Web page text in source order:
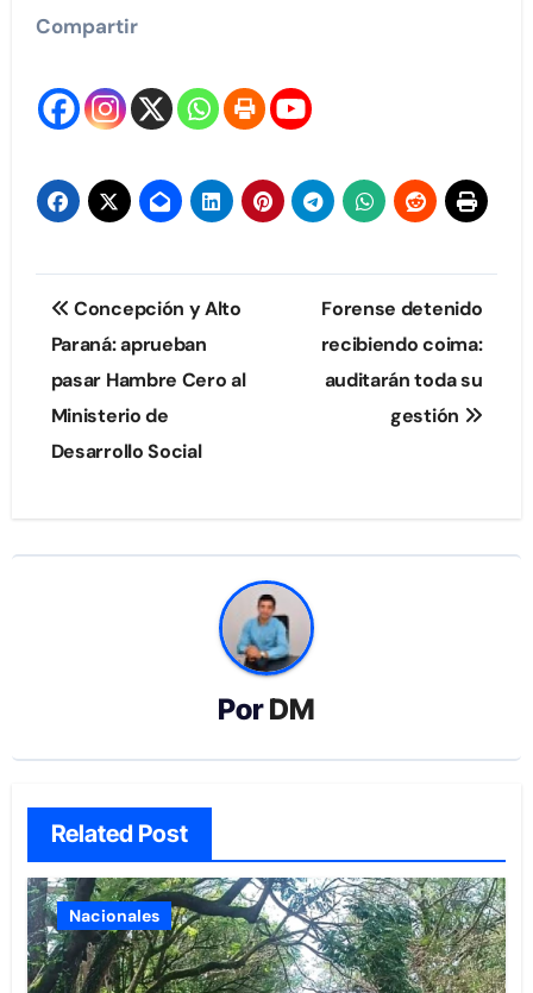
Compartir
Navegación
de
entradas
Concepción y Alto
Paraná: aprueban
pasar Hambre Cero al
Ministerio de
Desarrollo Social
Forense detenido
recibiendo coima:
auditarán toda su
gestión
PorDM
Related Post
Nacionales